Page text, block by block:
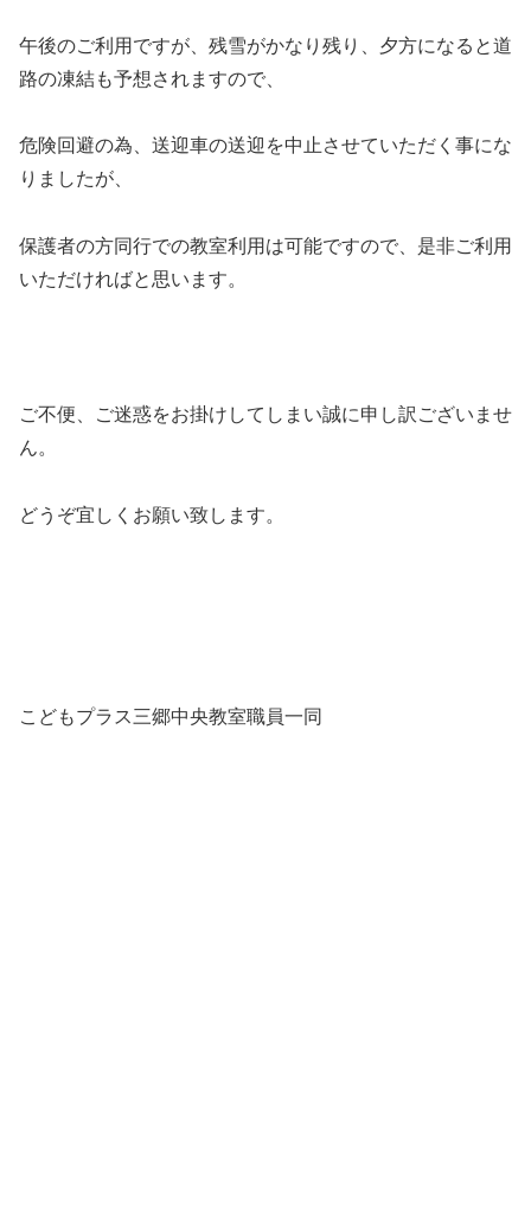
午後のご利用ですが、残雪がかなり残り、夕方になると道
路の凍結も予想されますので、
危険回避の為、送迎車の送迎を中止させていただく事にな
りましたが、
保護者の方同行での教室利用は可能ですので、是非ご利用
いただければと思います。
ご不便、ご迷惑をお掛けしてしまい誠に申し訳ございませ
ん。
どうぞ宜しくお願い致します。
こどもプラス三郷中央教室職員一同